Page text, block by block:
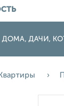
ДОМА, ДАЧИ,
Квартиры